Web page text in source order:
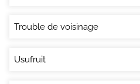
Trouble de voisinage
Usufruit